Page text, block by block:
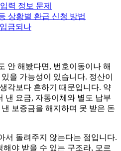
력 정보 문제
상황별 환급 신청 방법
금되나
안 해봤다면, 번호이동이나 해
을 가능성이 있습니다. 정산이
각보다 흔하기 때문입니다. 약
낸 요금, 자동이체와 별도 납부
보증금을 해지하며 못 받은 돈
서 돌려주지 않는다는 점입니다.
야 받을 수 있는 구조라, 모르